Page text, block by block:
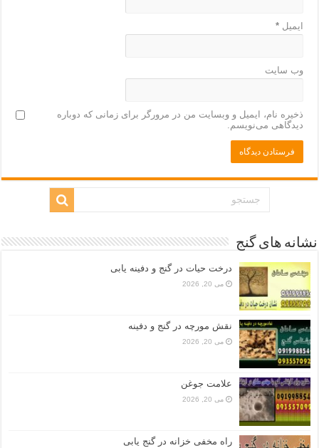
ایمیل*
وب‌ سایت
ذخیره نام، ایمیل و وبسایت من در مرورگر برای زمانی که دوباره
دیدگاهی می‌نویسم.
نشانه های گنج
درخت حیات در گنج و دفینه یابی
می 20, 2026
نقش مورچه در گنج و دفینه
می 20, 2026
علامت جوغن
می 20, 2026
راه مخفی خزانه در گنج یابی